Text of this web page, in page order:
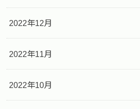
2022年12月
2022年11月
2022年10月